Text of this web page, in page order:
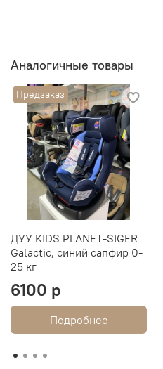
Аналогичные товары
Предзаказ
ДУУ KIDS PLANET-SIGER
Galactic, синий сапфир 0-
25 кг
6100 р
Подробнее